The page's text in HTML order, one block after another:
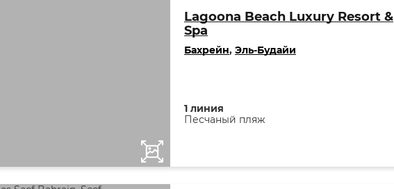
Lagoona Beach Luxury Resort &
Spa
Бахрейн, Эль-Будайи
1 линия
Песчаный пляж